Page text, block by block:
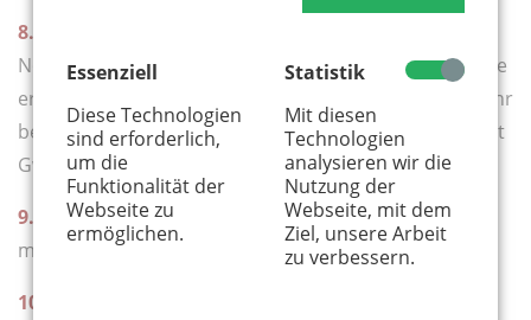
Essenziell
Diese Technologien
sind erforderlich,
um die
Funktionalität der
Webseite zu
ermöglichen.
Statistik
Mit diesen
Technologien
analysieren wir die
Nutzung der
Webseite, mit dem
Ziel, unsere Arbeit
zu verbessern.
8. Unser Lieblingsbuch ...
Noch ist Nalu nicht so picky was die Bücher angeht, die
er vorgelesen bekommt. Das letzte Buch, das mich sehr
begeistert hat, war „Der unsichtbare Apfel" von Robert
Gwisdek.
9. Mein Kind schläft ...
meistens mit Händen nach oben gestreckt - so süß!
10. Beruf und Kind – das ist ...